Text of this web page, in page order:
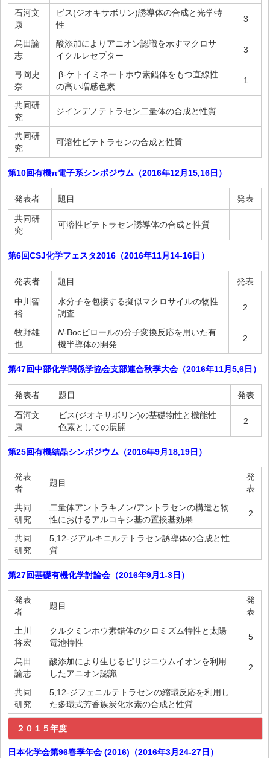
石河文
康
ビス(ジオキサボリン)誘導体の合成と光学特
性
3
烏田諭
志
酸添加によりアニオン認識を示すマクロサ
イクルレセプター
3
弓岡史
奈
β-ケトイミネートホウ素錯体をもつ直線性
の高い増感色素
1
共同研
究
ジインデノテトラセン二量体の合成と性質
共同研
究
可溶性ビテトラセンの合成と性質
第10回有機π電子系シンポジウム（2016年12月15,16日 ）
発表者 題目 発表
共同研
究
可溶性ビテトラセン誘導体の合成と性質
第6回CSJ化学フェスタ2016（2016年11月14-16日）
発表者 題目 発表
中川智
裕
水分子を包接する擬似マクロサイルの物性
調査
2
牧野雄
也
N-Bocピロールの分子変換反応を用いた有
機半導体の開発
2
第47回中部化学関係学協会支部連合秋季大会（2016年11月5,6日 ）
発表者 題目 発表
石河文
康
ビス(ジオキサボリン)の基礎物性と機能性
色素としての展開
2
第25回有機結晶シンポジウム（2016年9月18,19日 ）
発表
者
題目
発
表
共同
研究
二量体アントラキノン/アントラセンの構造と物
性におけるアルコキシ基の置換基効果
2
共同
研究
5,12-ジアルキニルテトラセン誘導体の合成と性
質
第27回基礎有機化学討論会（2016年9月1-3日）
発表
者
題目
発
表
土川
将宏
クルクミンホウ素錯体のクロミズム特性と太陽
電池特性
5
烏田
諭志
酸添加により生じるピリジニウムイオンを利用
したアニオン認識
2
共同
研究
5,12-ジフェニルテトラセンの縮環反応を利用し
た多環式芳香族炭化水素の合成と性質
２０１５年度
日本化学会第96春季年会 (2016)（2016年3月24-27日）